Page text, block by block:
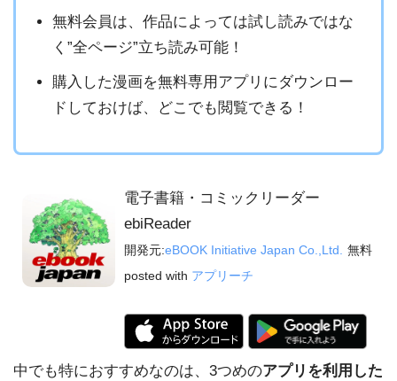
無料会員は、作品によっては試し読みではな
く”全ページ”立ち読み可能！
購入した漫画を無料専用アプリにダウンロー
ドしておけば、どこでも閲覧できる！
電子書籍・コミックリーダー
ebiReader
開発元:eBOOK Initiative Japan Co.,Ltd. 無料
posted with アプリーチ
中でも特におすすめなのは、3つめのアプリを利用した